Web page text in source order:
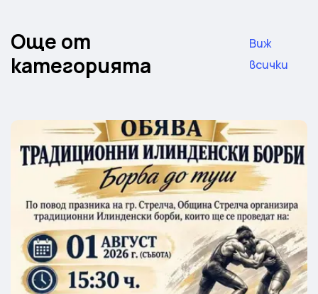
Още от
категорията
Виж
всички